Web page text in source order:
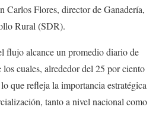
Carlos Flores, director de Ganadería,
Rural (SDR).
flujo alcance un promedio diario de
los cuales, alrededor del 25 por ciento
que refleja la importancia estratégica
tanto a nivel nacional como